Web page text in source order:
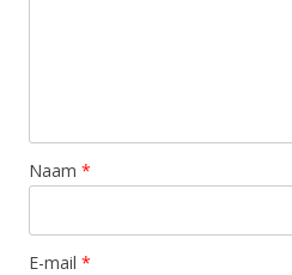
Naam *
E-mail *